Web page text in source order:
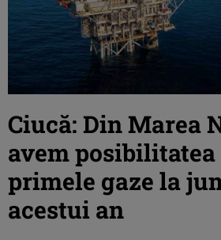
Ciucă: Din Marea
avem
primele gaze la
acestui an